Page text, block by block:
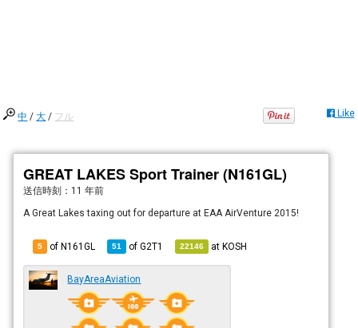
中 /大 / フル Like
GREAT LAKES Sport Trainer (N161GL)
送信時刻： 11 年前
A Great Lakes taxing out for departure at EAA AirVenture 2015!
5 of N161GL 51 ofG2T1 22146 atKOSH
BayAreaAviation